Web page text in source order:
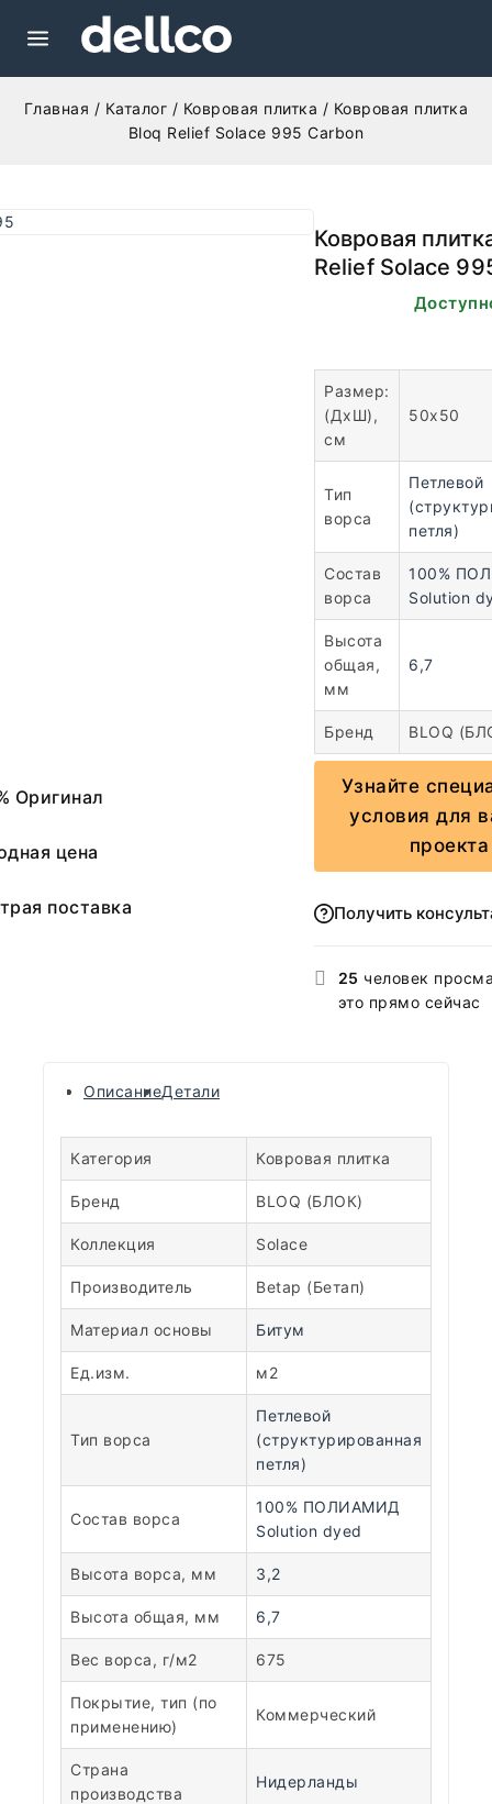
Главная / Каталог / Ковровая плитка / Ковровая плитка
Bloq Relief Solace 995 Carbon
Оригинал
цена
поставка
Ковровая
Relief Solace
В наличии.
Размер:
(ДхШ),
см
50х50
Тип
ворса
Петлевой
петля)
Состав
ворса
100%
Solution
Высота
общая,
мм
6,7
Бренд BLOQ
Узнайте
условия для
проекта
Получить
25 человек
это прямо сейчас
ОписаниеДетали
Категория Ковровая плитка
Бренд BLOQ (БЛОК)
Коллекция Solace
Производитель Betap (Бетап)
Материал основы Битум
Ед.изм. м2
Тип ворса
Петлевой
(структурированная
петля)
Состав ворса
100% ПОЛИАМИД
Solution dyed
Высота ворса, мм 3,2
Высота общая, мм 6,7
Вес ворса, г/м2 675
Покрытие, тип (по
применению)
Коммерческий
Страна
производства
Нидерланды